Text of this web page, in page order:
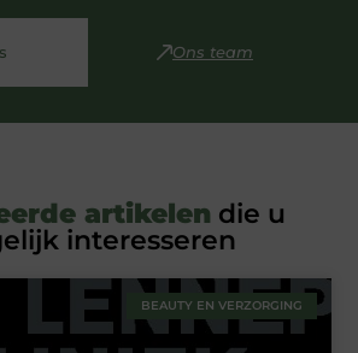
Ons team
artikelen die u
interesseren
BEAUTY EN VERZORGING